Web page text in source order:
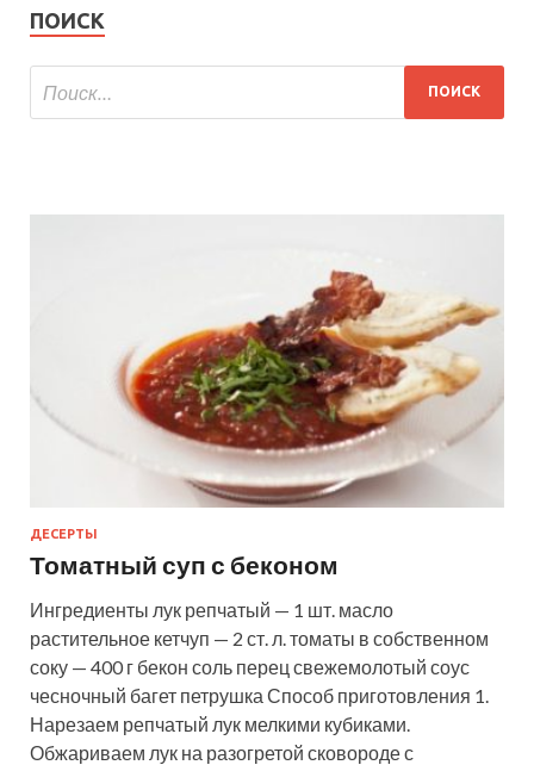
ПОИСК
ДЕСЕРТЫ
Томатный суп с беконом
Ингредиенты лук репчатый — 1 шт. масло
растительное кетчуп — 2 ст. л. томаты в собственном
соку — 400 г бекон соль перец свежемолотый соус
чесночный багет петрушка Способ приготовления 1.
Нарезаем репчатый лук мелкими кубиками.
Обжариваем лук на разогретой сковороде с